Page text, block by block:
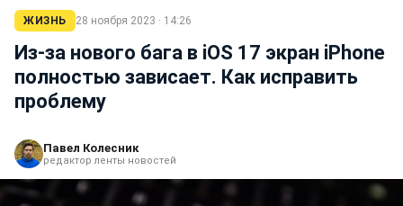
ЖИЗНЬ 28 ноября 2023 · 14:26
Из-за нового бага в iOS 17 экран iPhone
полностью зависает. Как исправить
проблему
Павел Колесник
редактор ленты новостей